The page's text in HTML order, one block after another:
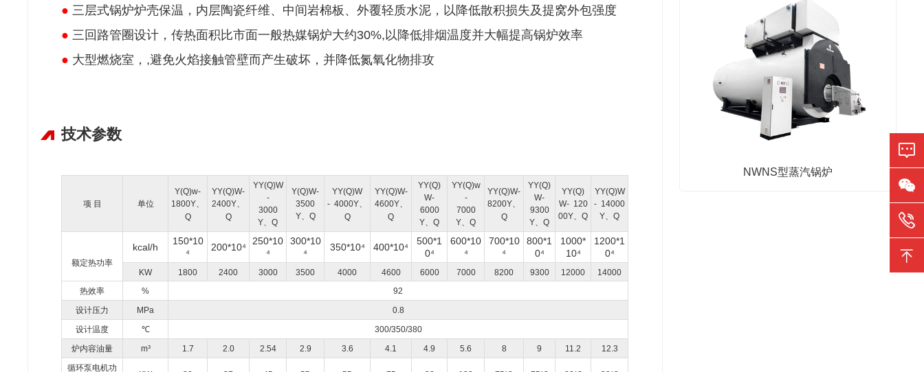
●三层式锅炉炉壳保温，内层陶瓷纤维、中间岩棉板、外覆轻质水泥，以降低散积损失及提窝外包强度
●三回路管圈设计，传热面积比市面一般热媒锅炉大约30%,以降低排烟温度并大幅提高锅炉效率
● 大型燃烧室，,避免火焰接触管壁而产生破坏，并降低氮氧化物排攻
技术参数
项 目 单位
Y(Q)w-
1800Y、
Q
YY(Q)W-
2400Y、
Q
YY(Q)W
-
3000
Y、Q
Y(Q)W-
3500
Y、Q
YY(Q)W
-4000Y、
Q
YY(Q)W-
4600Y、
Q
YY(Q)
W-
6000
Y、Q
YY(Q)w
-
7000
Y、Q
YY(Q)W-
8200Y、
Q
YY(Q)
W-
9300
Y、Q
YY(Q)
W- 120
00Y、Q
YY(Q)W
- 14000
Y、Q
额定热功率
kcal/h
150*10
⁴
200*10⁴
250*10
⁴
300*10
⁴
350*10⁴ 400*10⁴
500*1
0⁴
600*10
⁴
700*10
⁴
800*1
0⁴
1000*
10⁴
1200*1
0⁴
KW 1800 2400 3000 3500 4000 4600 6000 7000 8200 9300 12000
14000
热效率
%
92
设计压力
MPa
0.8
设计温度
℃
300/350/380
炉内容油量
m³ 1.7 2.0 2.54 2.9 3.6 4.1 4.9 5.6 8 9 11.2
12.3
循环泵电机功
NWNS型蒸汽锅炉